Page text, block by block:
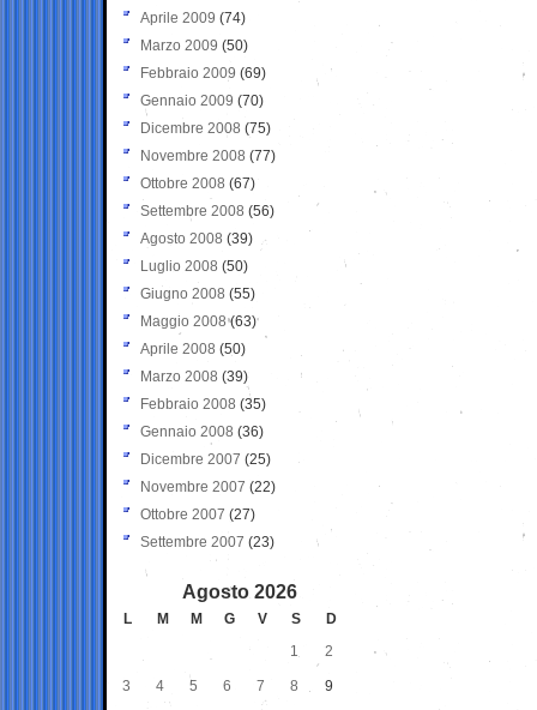
Aprile 2009 (74)
Marzo 2009 (50)
Febbraio 2009 (69)
Gennaio 2009 (70)
Dicembre 2008 (75)
Novembre 2008 (77)
Ottobre 2008 (67)
Settembre 2008 (56)
Agosto 2008 (39)
Luglio 2008 (50)
Giugno 2008 (55)
Maggio 2008(63)
Aprile 2008 (50)
Marzo 2008 (39)
Febbraio 2008 (35)
Gennaio 2008 (36)
Dicembre 2007 (25)
Novembre 2007 (22)
Ottobre 2007 (27)
Settembre 2007 (23)
Agosto 2026
L M M G V S
D
1
2
3 4 5 6 7 8 9